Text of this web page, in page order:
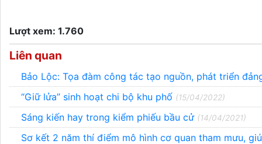
Lượt xem: 1.760
Liên quan
Bảo Lộc: Tọa đàm công tác tạo nguồn, phát triển
“Giữ lửa” sinh hoạt chi bộ khu phố (15/04/2022)
Sáng kiến hay trong kiểm phiếu bầu cử (14/04/2021)
Sơ kết 2 năm thí điểm mô hình cơ quan tham mưu,